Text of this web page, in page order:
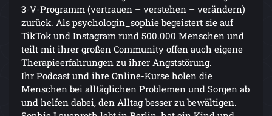
3-V-Programm (vertrauen – verstehen – verändern)
zurück. Als psychologin_sophie begeistert sie auf
TikTok und Instagram rund 500.000 Menschen und
teilt mit ihrer großen Community offen auch eigene
Therapieerfahrungen zu ihrer Angststörung.
Ihr Podcast und ihre Online-Kurse holen die
Menschen bei alltäglichen Problemen und Sorgen ab
und helfen dabei, den Alltag besser zu bewältigen.